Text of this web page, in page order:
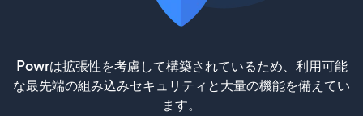
Powrは拡張性を考慮して構築されているため、利用可能
な最先端の組み込みセキュリティと大量の機能を備えてい
ます。